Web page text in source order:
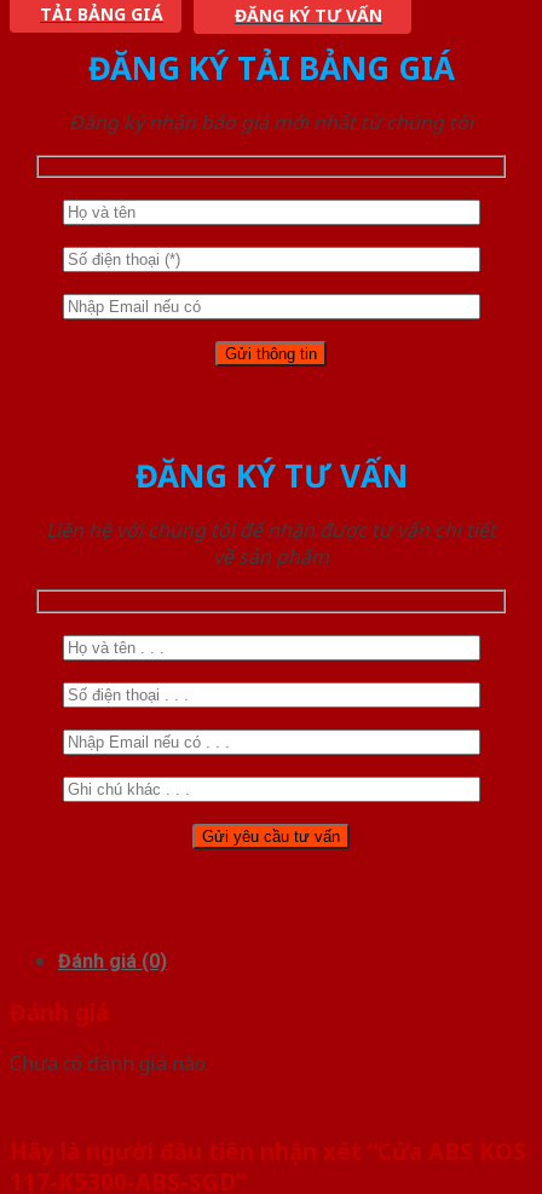
TẢI BẢNG GIÁ ĐĂNG KÝ TƯ VẤN
ĐĂNG KÝ TẢI BẢNG GIÁ
Đăng ký nhận báo giá mới nhất từ chúng tôi
ĐĂNG KÝ TƯ VẤN
Liên hệ với chúng tôi để nhận được tư vấn chi tiết
về sản phẩm
Đánh giá (0)
Đánh giá
Chưa có đánh giá nào.
Hãy là người đầu tiên nhận xét “Cửa ABS KOS
117-K5300-ABS-SGD”